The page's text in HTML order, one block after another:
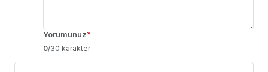
Yorumunuz*
0/30 karakter